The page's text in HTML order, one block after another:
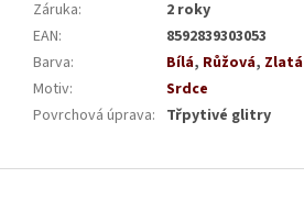
Záruka:
2 roky
EAN:
8592839303053
Barva: Bílá, Růžová, Zlatá
Motiv:
Srdce
Povrchová úprava: Třpytivé glitry